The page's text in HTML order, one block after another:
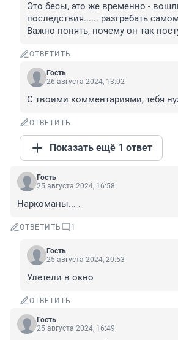
Это бесы, это же временно -
последствия...... разгребать
Важно понять, почему он так
ОТВЕТИТЬ
Гость
26 августа 2024, 13:02
С твоими комментариями, тебя
ОТВЕТИТЬ
Показать ещё 1 ответ
Гость
25 августа 2024, 16:58
Наркоманы... .
ОТВЕТИТЬ 1
Гость
25 августа 2024, 20:53
Улетели в окно
ОТВЕТИТЬ
Гость
25 августа 2024, 16:49